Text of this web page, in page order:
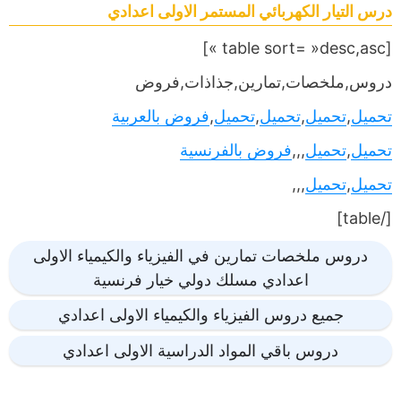
درس التيار الكهربائي المستمر الاولى اعدادي
[table sort= »desc,asc »]
دروس,ملخصات,تمارين,جذاذات,فروض
تحميل,تحميل,تحميل,تحميل,فروض بالعربية
تحميل,تحميل,,,فروض بالفرنسية
تحميل,تحميل,,,
[/table]
دروس ملخصات تمارين في الفيزياء والكيمياء الاولى
اعدادي مسلك دولي خيار فرنسية
جميع دروس الفيزياء والكيمياء الاولى اعدادي
دروس باقي المواد الدراسية الاولى اعدادي